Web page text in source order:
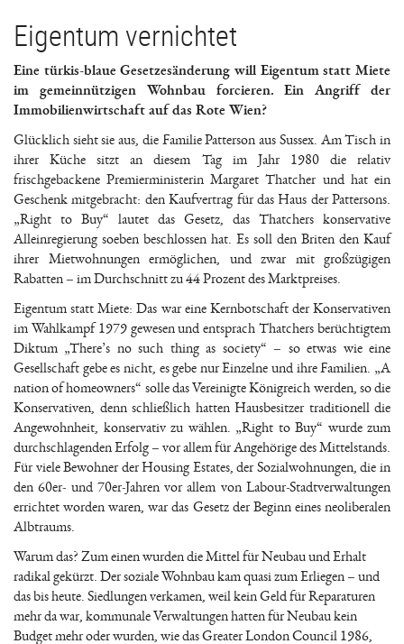
Eigentum vernichtet
Eine türkis-blaue Gesetzesänderung will Eigentum statt Miete
im gemeinnützigen Wohnbau forcieren. Ein Angriff der
Immobilienwirtschaft auf das Rote Wien?
Glücklich sieht sie aus, die Familie Patterson aus Sussex. Am Tisch in
ihrer Küche sitzt an diesem Tag im Jahr 1980 die relativ
frischgebackene Premierministerin Margaret Thatcher und hat ein
Geschenk mitgebracht: den Kaufvertrag für das Haus der Pattersons.
„Right to Buy“ lautet das Gesetz, das Thatchers konservative
Alleinregierung soeben beschlossen hat. Es soll den Briten den Kauf
ihrer Mietwohnungen ermöglichen, und zwar mit großzügigen
Rabatten – im Durchschnitt zu 44 Prozent des Marktpreises.
Eigentum statt Miete: Das war eine Kernbotschaft der Konservativen
im Wahlkampf 1979 gewesen und entsprach Thatchers berüchtigtem
Diktum „There’s no such thing as society“ – so etwas wie eine
Gesellschaft gebe es nicht, es gebe nur Einzelne und ihre Familien. „A
nation of homeowners“ solle das Vereinigte Königreich werden, so die
Konservativen, denn schließlich hatten Hausbesitzer traditionell die
Angewohnheit, konservativ zu wählen. „Right to Buy“ wurde zum
durchschlagenden Erfolg – vor allem für Angehörige des Mittelstands.
Für viele Bewohner der Housing Estates, der Sozialwohnungen, die in
den 60er- und 70er-Jahren vor allem von Labour-Stadtverwaltungen
errichtet worden waren, war das Gesetz der Beginn eines neoliberalen
Albtraums.
Warum das? Zum einen wurden die Mittel für Neubau und Erhalt
radikal gekürzt. Der soziale Wohnbau kam quasi zum Erliegen – und
das bis heute. Siedlungen verkamen, weil kein Geld für Reparaturen
mehr da war, kommunale Verwaltungen hatten für Neubau kein
Budget mehr oder wurden, wie das Greater London Council 1986,